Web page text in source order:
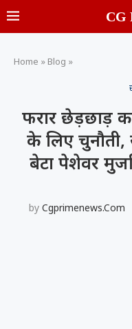
CG
Home » Blog »
फरार छेड़छाड़
के लिए चुनौती,
बेटा पेशेवर
by Cgprimenews.com